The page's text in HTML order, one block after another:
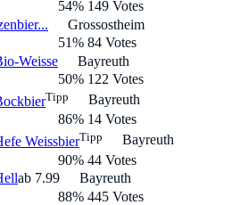
54% 149 Votes
Grossostheim
51% 84 Votes
Weisse
Bayreuth
50% 122 Votes
Tipp
Bayreuth
86% 14 Votes
WeissbierTipp
Bayreuth
90% 44 Votes
ab 7.99
Bayreuth
88% 445 Votes